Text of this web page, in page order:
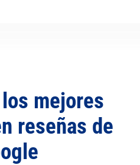
mejores
reseñas de